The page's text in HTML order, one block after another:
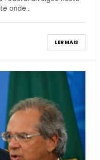
onde…
LER MAIS